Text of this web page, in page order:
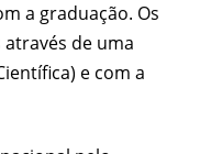
a graduação. Os
de uma
e com a